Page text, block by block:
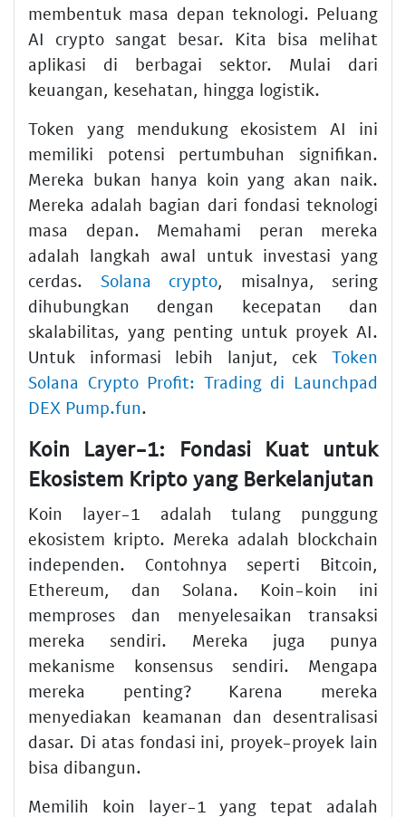
membentuk masa depan teknologi. Peluang
AI crypto sangat besar. Kita bisa melihat
aplikasi di berbagai sektor. Mulai dari
keuangan, kesehatan, hingga logistik.
Token yang mendukung ekosistem AI ini
memiliki potensi pertumbuhan signifikan.
Mereka bukan hanya koin yang akan naik.
Mereka adalah bagian dari fondasi teknologi
masa depan. Memahami peran mereka
adalah langkah awal untuk investasi yang
cerdas. Solana crypto, misalnya, sering
dihubungkan dengan kecepatan dan
skalabilitas, yang penting untuk proyek AI.
Untuk informasi lebih lanjut, cek Token
Solana Crypto Profit: Trading di Launchpad
DEX Pump.fun.
Koin Layer-1: Fondasi Kuat untuk
Ekosistem Kripto yang Berkelanjutan
Koin layer-1 adalah tulang punggung
ekosistem kripto. Mereka adalah blockchain
independen. Contohnya seperti Bitcoin,
Ethereum, dan Solana. Koin-koin ini
memproses dan menyelesaikan transaksi
mereka sendiri. Mereka juga punya
mekanisme konsensus sendiri. Mengapa
mereka penting? Karena mereka
menyediakan keamanan dan desentralisasi
dasar. Di atas fondasi ini, proyek-proyek lain
bisa dibangun.
Memilih koin layer-1 yang tepat adalah